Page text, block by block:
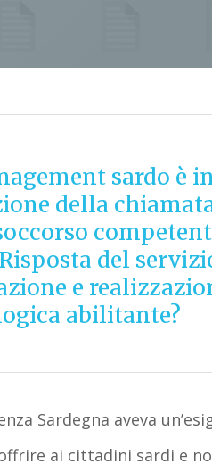
sardo è
della
del
e
abilitante?
Sardegna aveva
ai cittadini sardi e